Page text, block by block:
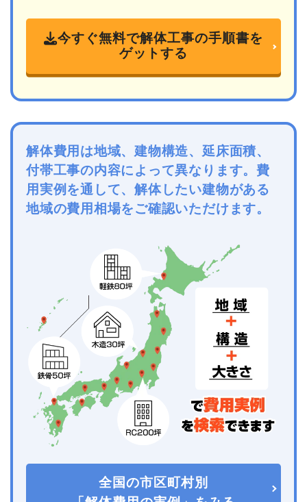
今すぐ無料で解体工事の手順書を
ゲットする
解体費用は地域、建物構造、延床面積、
付帯工事の内容によって異なります。費
用実例を通して、解体したい建物がある
地域の費用相場をご確認いただけます。
全国の市区町村別